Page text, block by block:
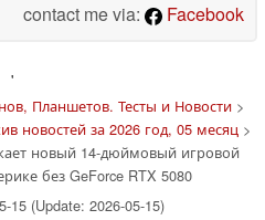
contact me via:
Facebook
'
Планшетов. Тесты и Новости>
новостей за 2026 год, 05 месяц>
новый 14-дюймовый игровой
без GeForce RTX 5080
15 (Update: 2026-05-15)